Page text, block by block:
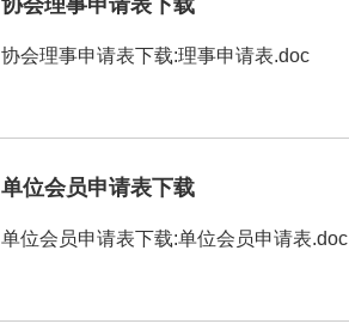
协会理事申请表下载:理事申请表.doc
单位会员申请表下载
单位会员申请表下载:单位会员申请表.doc